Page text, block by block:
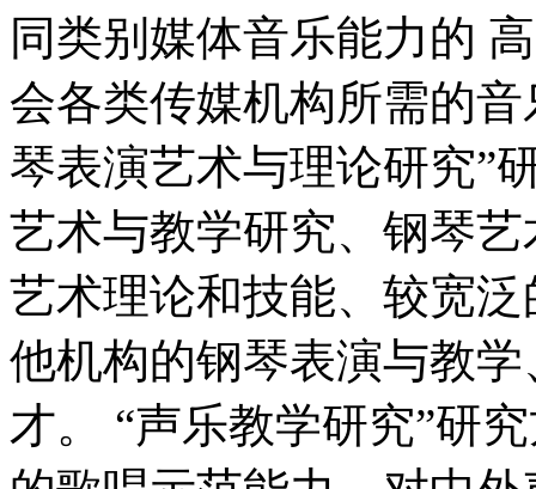
同类别媒体音乐能力的
会各类传媒机构所需的
琴表演艺术与理论研究”
艺术与教学研究、钢琴
艺术理论和技能、较宽
他机构的钢琴表演与教
才。 “声乐教学研究”研